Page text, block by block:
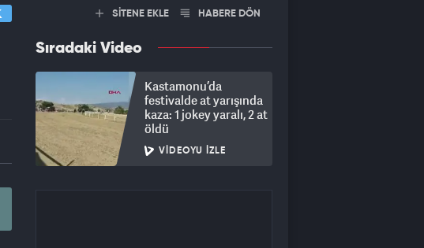
SİTENE EKLE HABERE DÖN
Sıradaki Video
Kastamonu’da
festivalde at yarışında
kaza: 1 jokey yaralı, 2 at
öldü
VIDEOYU İZLE